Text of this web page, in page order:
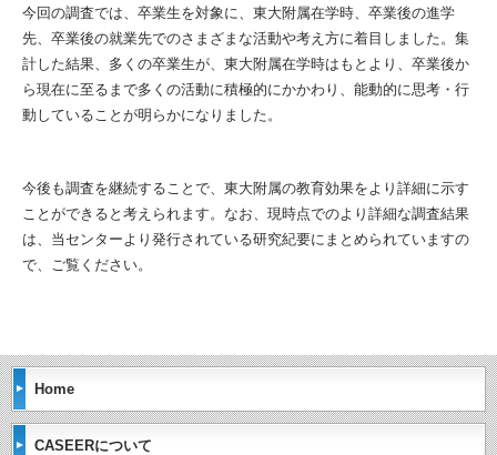
今回の調査では、卒業生を対象に、東大附属在学時、卒業後の進学
先、卒業後の就業先でのさまざまな活動や考え方に着目しました。集
計した結果、多くの卒業生が、東大附属在学時はもとより、卒業後か
ら現在に至るまで多くの活動に積極的にかかわり、能動的に思考・行
動していることが明らかになりました。
今後も調査を継続することで、東大附属の教育効果をより詳細に示す
ことができると考えられます。なお、現時点でのより詳細な調査結果
は、当センターより発行されている研究紀要にまとめられていますの
で、ご覧ください。
Home
CASEERについて